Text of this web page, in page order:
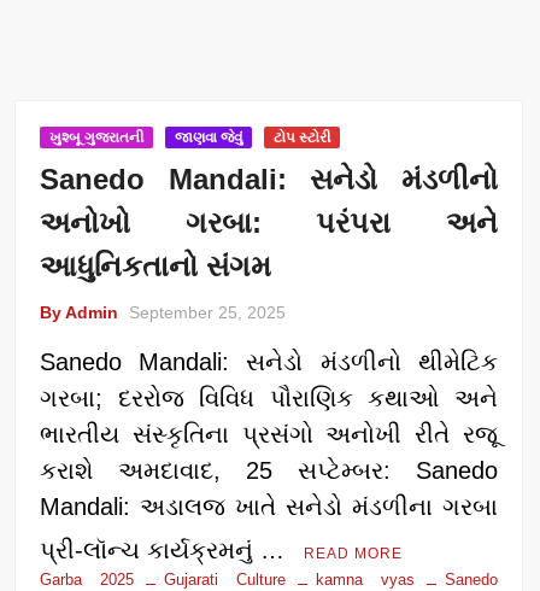
ખુશ્બૂ ગુજરાતની જાણવા જેવું ટોપ સ્ટોરી
Sanedo Mandali: સનેડો મંડળીનો
અનોખો ગરબા: પરંપરા અને
આધુનિકતાનો સંગમ
By Admin September 25, 2025
Sanedo Mandali: સનેડો મંડળીનો થીમેટિક
ગરબા; દરરોજ વિવિધ પૌરાણિક કથાઓ અને
ભારતીય સંસ્કૃતિના પ્રસંગો અનોખી રીતે રજૂ
કરાશે અમદાવાદ, 25 સપ્ટેમ્બર: Sanedo
Mandali: અડાલજ ખાતે સનેડો મંડળીના ગરબા
પ્રી-લૉન્ચ કાર્યક્રમનું …
READ MORE
Garba 2025 Gujarati Culture kamna vyas
Sanedo